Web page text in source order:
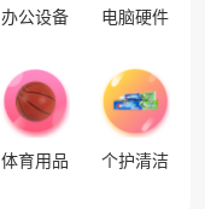
办公设备 电脑硬件
体育用品 个护清洁